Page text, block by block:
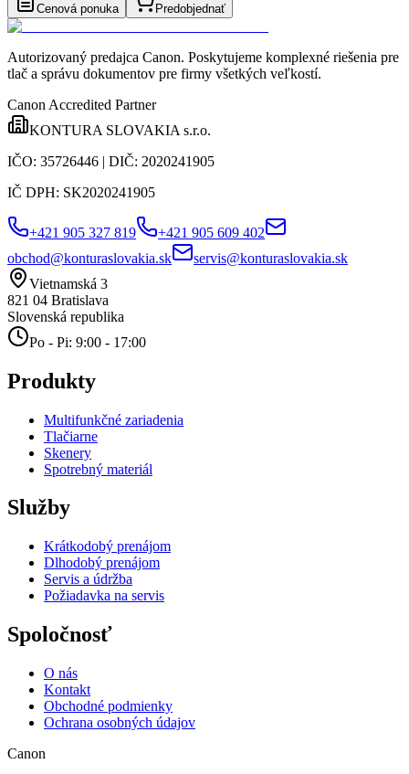
Cenová ponuka Predobjednať
Autorizovaný predajca Canon. Poskytujeme komplexné riešenia pre
tlač a správu dokumentov pre firmy všetkých veľkostí.
Canon Accredited Partner
KONTURA SLOVAKIA s.r.o.
IČO: 35726446 | DIČ: 2020241905
IČ DPH: SK2020241905
+421 905 327 819
+421 905 609 402
obchod@konturaslovakia.sk
servis@konturaslovakia.sk
Vietnamská 3
821 04 Bratislava
Slovenská republika
Po - Pi: 9:00 - 17:00
Produkty
Multifunkčné zariadenia
Tlačiarne
Skenery
Spotrebný materiál
Služby
Krátkodobý prenájom
Dlhodobý prenájom
Servis a údržba
Požiadavka na servis
Spoločnosť
O nás
Kontakt
Obchodné podmienky
Ochrana osobných údajov
Canon